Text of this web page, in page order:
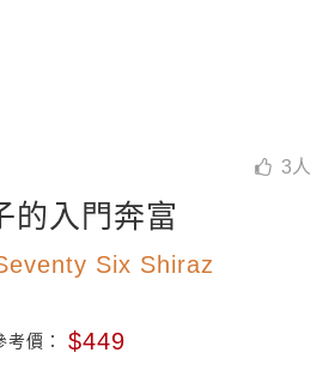
3 人
的入門奔富
Six Shiraz
考價： $449